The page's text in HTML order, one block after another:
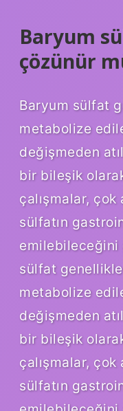
Baryum
çözünür
Baryum sülfat
metabolize
değişmeden
bir bileşik
çalışmalar,
sülfatın
emilebileceğini
sülfat
metabolize
değişmeden
bir bileşik
çalışmalar,
sülfatın